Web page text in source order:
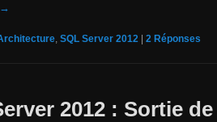
→
, SQL Server 2012 | 2 Réponses
2012 : Sortie